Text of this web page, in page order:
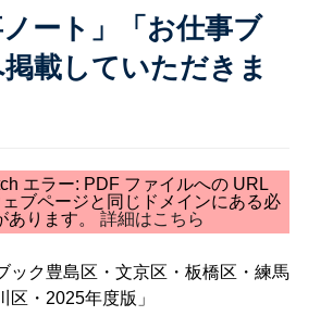
ノート」「お仕事ブ
載していただきま
エラー: PDF ファイルへの URL
ブページと同じドメインにある必
あります。 詳細はこちら
ック豊島区・文京区・板橋区・練馬
区・2025年度版」